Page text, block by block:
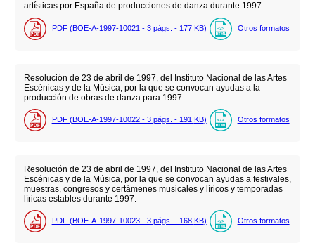
artísticas por España de producciones de danza durante 1997.
PDF (BOE-A-1997-10021 - 3 págs. - 177 KB) Otros formatos
Resolución de 23 de abril de 1997, del Instituto Nacional de las Artes
Escénicas y de la Música, por la que se convocan ayudas a la
producción de obras de danza para 1997.
PDF (BOE-A-1997-10022 - 3 págs. - 191 KB) Otros formatos
Resolución de 23 de abril de 1997, del Instituto Nacional de las Artes
Escénicas y de la Música, por la que se convocan ayudas a festivales,
muestras, congresos y certámenes musicales y líricos y temporadas
líricas estables durante 1997.
PDF (BOE-A-1997-10023 - 3 págs. - 168 KB) Otros formatos